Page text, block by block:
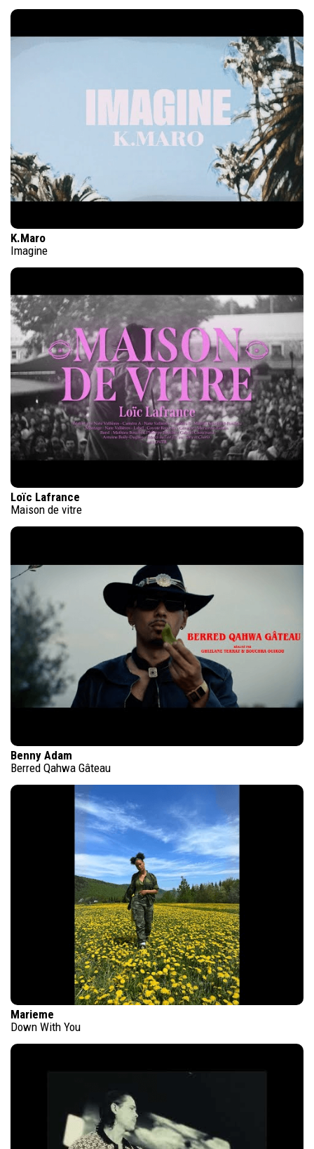
K.Maro
Imagine
Loïc Lafrance
Maison de vitre
Benny Adam
Berred Qahwa Gâteau
Marieme
Down With You